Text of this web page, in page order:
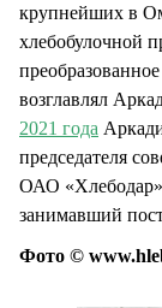
крупнейших в
хлебобулочной
возглавлял
2021 года
председателя
ОАО
занимавший пост
Фото ©